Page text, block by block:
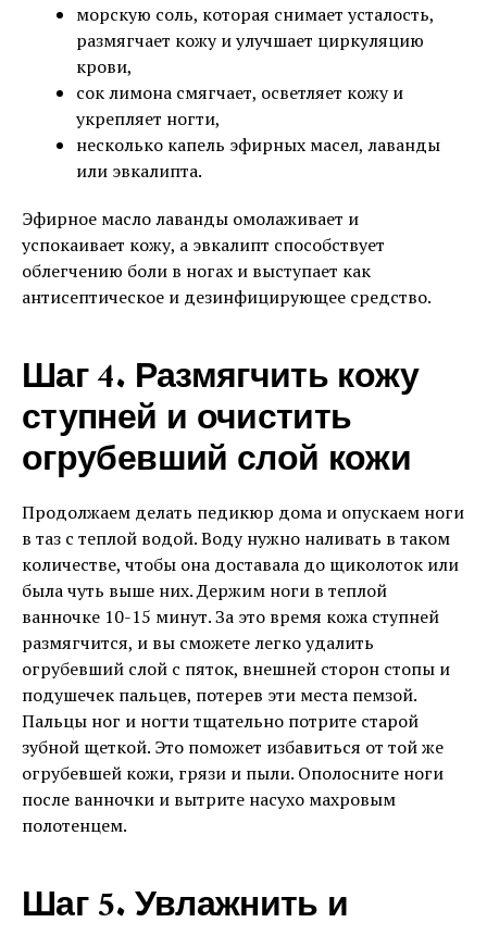
морскую соль, которая снимает усталость,
размягчает кожу и улучшает циркуляцию
крови,
сок лимона смягчает, осветляет кожу и
укрепляет ногти,
несколько капель эфирных масел, лаванды
или эвкалипта.
Эфирное масло лаванды омолаживает и
успокаивает кожу, а эвкалипт способствует
облегчению боли в ногах и выступает как
антисептическое и дезинфицирующее средство.
Шаг 4. Размягчить кожу
ступней и очистить
огрубевший слой кожи
Продолжаем делать педикюр дома и опускаем ноги
в таз с теплой водой. Воду нужно наливать в таком
количестве, чтобы она доставала до щиколоток или
была чуть выше них. Держим ноги в теплой
ванночке 10-15 минут. За это время кожа ступней
размягчится, и вы сможете легко удалить
огрубевший слой с пяток, внешней сторон стопы и
подушечек пальцев, потерев эти места пемзой.
Пальцы ног и ногти тщательно потрите старой
зубной щеткой. Это поможет избавиться от той же
огрубевшей кожи, грязи и пыли. Ополосните ноги
после ванночки и вытрите насухо махровым
полотенцем.
Шаг 5. Увлажнить и